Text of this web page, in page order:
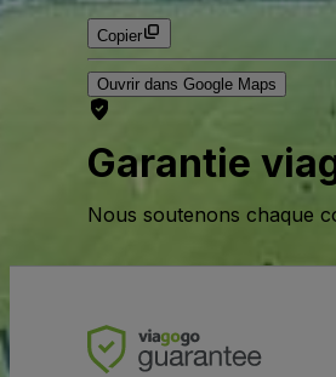
Copier
Ouvrir dans Google Maps
Garantie
Nous soutenons chaque